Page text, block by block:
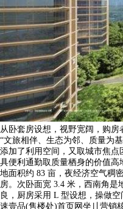
从卧套房设想，视野宽阔，购
“文旅相伴、生态为邻、质量为
添加了利用空间，又取城市焦
具便利通勤取质量栖身的价值高
地面积约 83 亩，夜经济空气稠
房。次卧面宽 3.4 米，西南角
良，厨房采用 L 型设想，操做
速壹品(售楼处)首页网坐〢营销